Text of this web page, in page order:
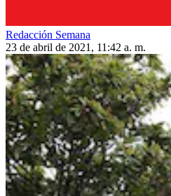
Redacción Semana
23 de abril de 2021, 11:42 a. m.